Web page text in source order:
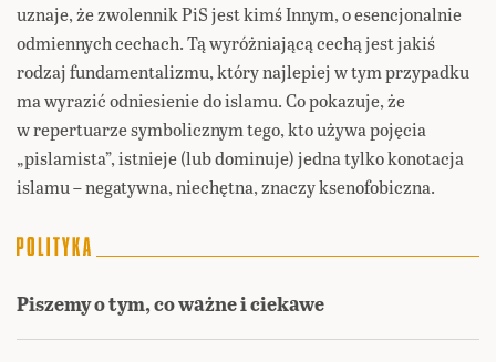
uznaje, że zwolennik PiS jest kimś Innym, o esencjonalnie
odmiennych cechach. Tą wyróżniającą cechą jest jakiś
rodzaj fundamentalizmu, który najlepiej w tym przypadku
ma wyrazić odniesienie do islamu. Co pokazuje, że
w repertuarze symbolicznym tego, kto używa pojęcia
„pislamista”, istnieje (lub dominuje) jedna tylko konotacja
islamu – negatywna, niechętna, znaczy ksenofobiczna.
Piszemy o tym, co ważne i ciekawe